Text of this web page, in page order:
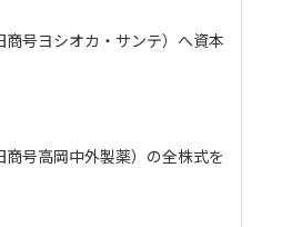
号ヨシオカ・サンテ）へ資本
号高岡中外製薬）の全株式を